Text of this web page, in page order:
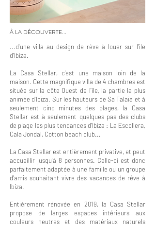
À LA DÉCOUVERTE...
...d'une villa au design de rêve à louer sur l'île
d'Ibiza.
La Casa Stellar, c'est une maison loin de la
maison. Cette magnifique villa de 4 chambres est
située sur la côte Ouest de l'île, la partie la plus
animée d'Ibiza. Sur les hauteurs de Sa Talaia et à
seulement cinq minutes des plages, la Casa
Stellar est à seulement quelques pas des clubs
de plage les plus tendances d'Ibiza : La Escollera,
Cala Jondal, Cotton beach club...
La Casa Stellar est entièrement privative, et peut
accueillir jusqu'à 8 personnes. Celle-ci est donc
parfaitement adaptée à une famille ou un groupe
d'amis souhaitant vivre des vacances de rêve à
Ibiza.
Entièrement rénovée en 2019, la Casa Stellar
propose de larges espaces intérieurs aux
couleurs neutres et des matériaux naturels